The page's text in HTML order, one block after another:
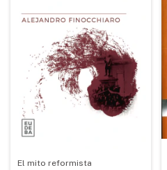
El mito reformista